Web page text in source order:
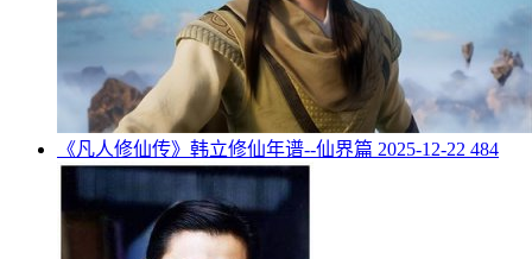
《凡人修仙传》韩立修仙年谱--仙界篇 2025-12-22 484